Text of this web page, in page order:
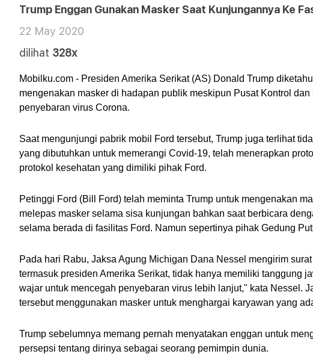
Trump Enggan Gunakan Masker Saat Kunjungannya Ke
22 May 2020
dilihat 328x
Mobilku.com - Presiden Amerika Serikat (AS) Donald Trump
mengenakan masker di hadapan publik meskipun Pusat Kontrol
penyebaran virus Corona.
Saat mengunjungi pabrik mobil Ford tersebut, Trump juga terlihat
yang dibutuhkan untuk memerangi Covid-19, telah menerapkan
protokol kesehatan yang dimiliki pihak Ford.
Petinggi Ford (Bill Ford) telah meminta Trump untuk mengenakan
melepas masker selama sisa kunjungan bahkan saat berbicara
selama berada di fasilitas Ford. Namun sepertinya pihak Gedung
Pada hari Rabu, Jaksa Agung Michigan Dana Nessel mengirim
termasuk presiden Amerika Serikat, tidak hanya memiliki tanggung
wajar untuk mencegah penyebaran virus lebih lanjut," kata Nessel.
tersebut menggunakan masker untuk menghargai karyawan yang
Trump sebelumnya memang pernah menyatakan enggan untuk
persepsi tentang dirinya sebagai seorang pemimpin dunia.